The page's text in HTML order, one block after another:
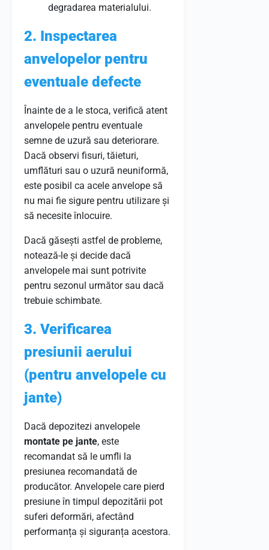
degradarea materialului.
2. Inspectarea
anvelopelor pentru
eventuale defecte
Înainte de a le stoca, verifică atent
anvelopele pentru eventuale
semne de uzură sau deteriorare.
Dacă observi fisuri, tăieturi,
umflături sau o uzură neuniformă,
este posibil ca acele anvelope să
nu mai fie sigure pentru utilizare și
să necesite înlocuire.
Dacă găsești astfel de probleme,
notează-le și decide dacă
anvelopele mai sunt potrivite
pentru sezonul următor sau dacă
trebuie schimbate.
3. Verificarea
presiunii aerului
(pentru anvelopele cu
jante)
Dacă depozitezi anvelopele
montate pe jante, este
recomandat să le umfli la
presiunea recomandată de
producător. Anvelopele care pierd
presiune în timpul depozitării pot
suferi deformări, afectând
performanța și siguranța acestora.